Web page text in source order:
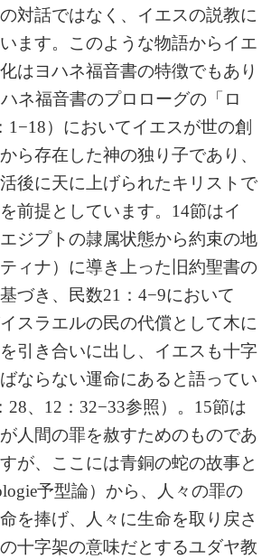
対話ではなく、イエスの説教に
ます。このような物語からイエ
はヨハネ福音書の特徴でもあり
ネ福音書のプロローグの「ロ
1−18）においてイエスが世の創
ら存在した神の独り子であり、
後に天に上げられたキリストで
前提としています。14節はイ
ジプトの隷属状態から約束の地
ィナ）に導き上った旧約聖書の
づき、民数21：4−9において
イスラエルの民の代償として木に
引き合いに出し、イエスも十字
ならない運命にあると語ってい
28、12：32︎−33参照）。15節は
人間の罪を赦すためのものであ
が、ここには青銅の蛇の故事と
予型論）から、人々の罪の
を捧げ、人々に生命を取り戻さ
十字架の意味だとするユダヤ教